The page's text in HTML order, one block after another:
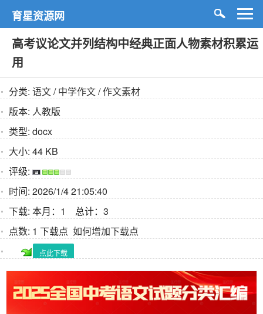
育星资源网
高考议论文并列结构中经典正面人物素材积累运
用
分类: 语文/中学作文/作文素材
版本: 人教版
类型: docx
大小: 44 KB
评级:
时间: 2026/1/4 21:05:40
下载: 本月：1 总计：3
点数: 1 下载点 如何增加下载点
点此下载